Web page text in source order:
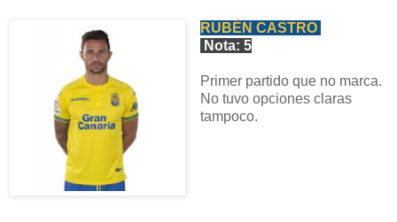
RUBÉN CASTRO
Nota: 5
Primer partido que no marca.
No tuvo opciones claras
tampoco.